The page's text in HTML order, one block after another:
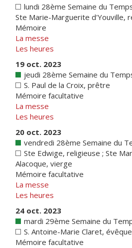
lundi 28ème Semaine du
Ste Marie-Marguerite d'Youville,
Mémoire
La messe
Les heures
19 oct. 2023
jeudi 28ème Semaine du
S. Paul de la Croix, prêtre
Mémoire facultative
La messe
Les heures
20 oct. 2023
vendredi 28ème Semaine du
Ste Edwige, religieuse ; Ste
Alacoque, vierge
Mémoire facultative
La messe
Les heures
24 oct. 2023
mardi 29ème Semaine du
S. Antoine-Marie Claret, évêque
Mémoire facultative